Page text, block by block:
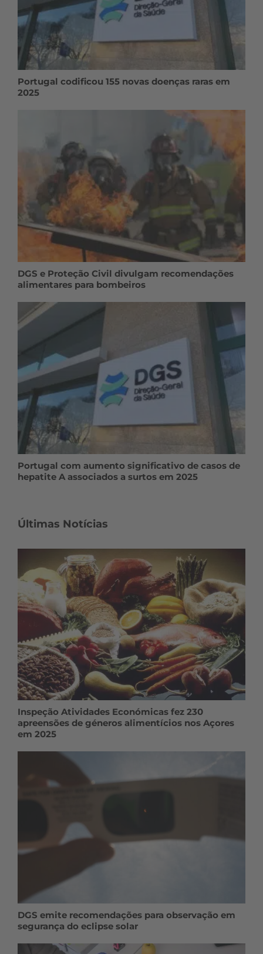
Portugal codificou 155 novas doenças raras em
2025
DGS e Proteção Civil divulgam recomendações
alimentares para bombeiros
Portugal com aumento significativo de casos de
hepatite A associados a surtos em 2025
Últimas Notícias
Inspeção Atividades Económicas fez 230
apreensões de géneros alimentícios nos Açores
em 2025
DGS emite recomendações para observação em
segurança do eclipse solar